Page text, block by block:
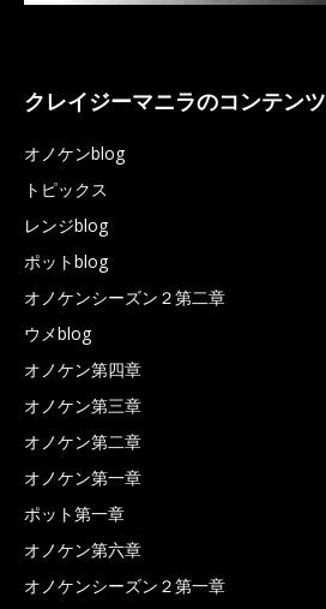
クレイジーマニラのコンテンツ
オノケンblog
トピックス
レンジblog
ポットblog
オノケンシーズン２第二章
ウメblog
オノケン第四章
オノケン第三章
オノケン第二章
オノケン第一章
ポット第一章
オノケン第六章
オノケンシーズン２第一章